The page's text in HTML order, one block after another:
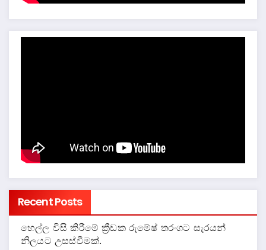
Recent Posts
හෙල්ල විසි කිරීමේ ක්‍රීඩක රුමේෂ් තරංගට සැරයන්
නිලයට උසස්වීමක්.